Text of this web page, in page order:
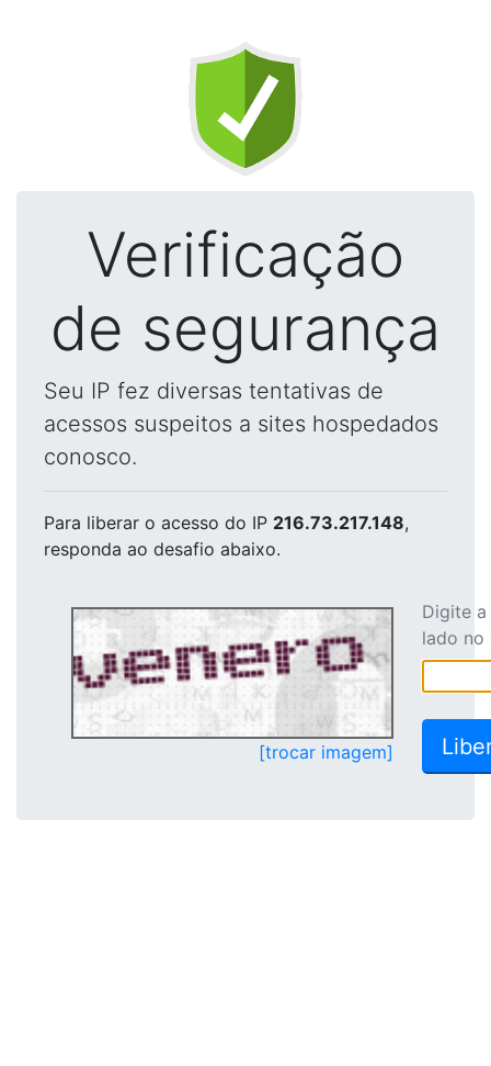
Verificação
de segurança
Seu IP fez diversas tentativas de
acessos suspeitos a sites hospedados
conosco.
Para liberar o acesso do IP 216.73.217.148,
responda ao desafio abaixo.
[trocar imagem]
Digite
lado no